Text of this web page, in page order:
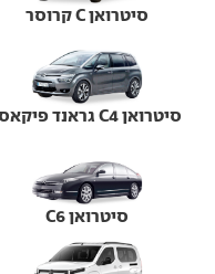
סיטרואן C קרוסר
סיטרואן C4 גראנד פיקאסו
סיטרואן C6